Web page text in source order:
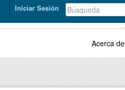
Iniciar Sesión
Acerca de